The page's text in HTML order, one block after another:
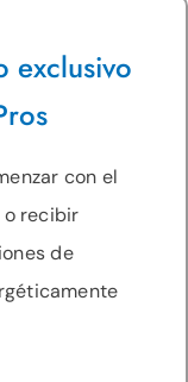
exclusivo
con el
o recibir
de